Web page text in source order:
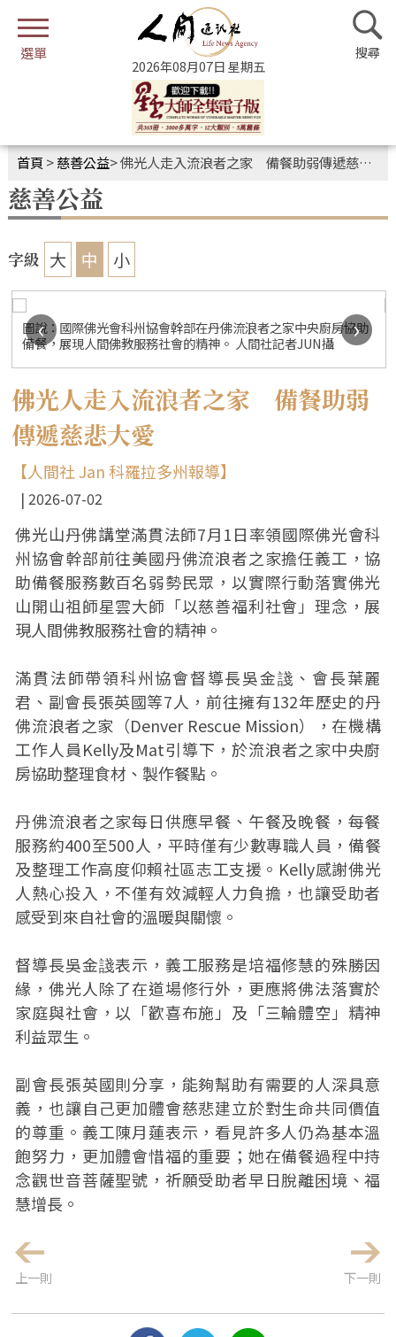
2026年08月07日 星期五
首頁 >慈善公益>佛光人走入流浪者之家 備餐助弱傳遞慈悲大愛
慈善公益
字級 大 中 小
圖說：國際佛光會科州協會幹部在丹佛流浪者之家中央廚房協助
備餐，展現人間佛教服務社會的精神。 人間社記者JUN攝
‹ ›
佛光人走入流浪者之家 備餐助弱
傳遞慈悲大愛
【人間社 Jan 科羅拉多州報導】
2026-07-02
佛光山丹佛講堂滿貫法師7月1日率領國際佛光會科
州協會幹部前往美國丹佛流浪者之家擔任義工，協
助備餐服務數百名弱勢民眾，以實際行動落實佛光
山開山祖師星雲大師「以慈善福利社會」理念，展
現人間佛教服務社會的精神。
滿貫法師帶領科州協會督導長吳金諓、會長葉麗
君、副會長張英國等7人，前往擁有132年歷史的丹
佛流浪者之家（Denver Rescue Mission），在機構
工作人員Kelly及Mat引導下，於流浪者之家中央廚
房協助整理食材、製作餐點。
丹佛流浪者之家每日供應早餐、午餐及晚餐，每餐
服務約400至500人，平時僅有少數專職人員，備餐
及整理工作高度仰賴社區志工支援。Kelly感謝佛光
人熱心投入，不僅有效減輕人力負擔，也讓受助者
感受到來自社會的溫暖與關懷。
督導長吳金諓表示，義工服務是培福修慧的殊勝因
緣，佛光人除了在道場修行外，更應將佛法落實於
家庭與社會，以「歡喜布施」及「三輪體空」精神
利益眾生。
副會長張英國則分享，能夠幫助有需要的人深具意
義，也讓自己更加體會慈悲建立於對生命共同價值
的尊重。義工陳月蓮表示，看見許多人仍為基本溫
飽努力，更加體會惜福的重要；她在備餐過程中持
念觀世音菩薩聖號，祈願受助者早日脫離困境、福
慧增長。
上一則 下一則